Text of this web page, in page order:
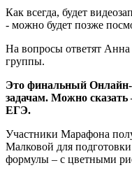
Как всегда, будет
- можно будет позже
На вопросы ответят
группы.
Это финальный
задачам. Можно
ЕГЭ.
Участники Марафона
Малковой для
формулы – с цветными